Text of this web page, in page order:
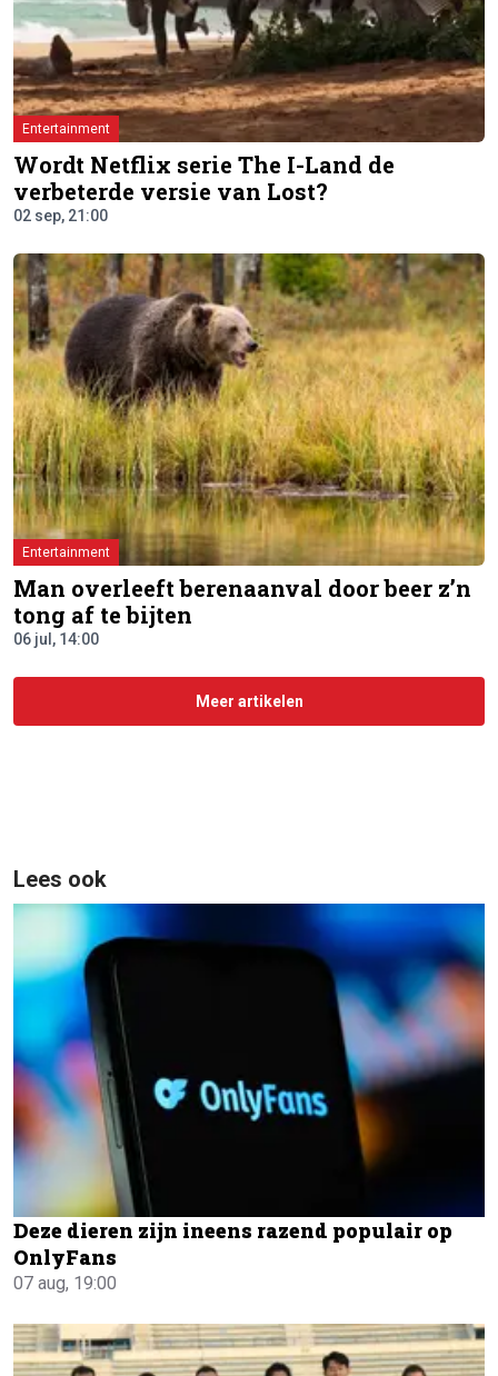
Entertainment
Wordt Netflix serie The I-Land de
verbeterde versie van Lost?
02 sep, 21:00
Entertainment
Man overleeft berenaanval door beer z’n
tong af te bijten
06 jul, 14:00
Meer artikelen
Lees ook
Deze dieren zijn ineens razend populair op
OnlyFans
07 aug, 19:00